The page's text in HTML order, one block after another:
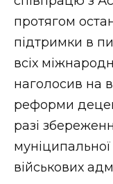
протягом
підтримки в
всіх
наголосив на
реформи
разі
військових